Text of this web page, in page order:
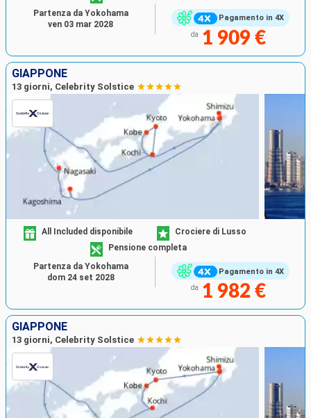
Pagamento in 4X
da 1 909 €
Partenza da Yokohama
ven 03 mar 2028
GIAPPONE
13 giorni, Celebrity Solstice
Pagamento in 4X
All Included disponibile
Crociere di Lusso
Pensione completa
da 1 982 €
Partenza da Yokohama
dom 24 set 2028
GIAPPONE
13 giorni, Celebrity Solstice